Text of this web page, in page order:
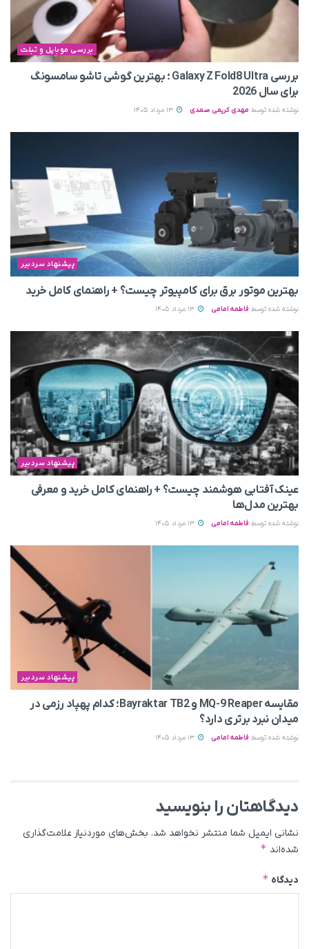
بررسی موبایل و تبلت
بررسی Galaxy Z Fold8 Ultra ؛ بهترین گوشی تاشو سامسونگ
برای سال 2026
نوشته شده توسط مهدی کریمی صمدی 13 مرداد 1405
پیشنهاد سردبیر
بهترین موتور برق برای کامپیوتر چیست؟ + راهنمای کامل خرید
نوشته شده توسط فاطمه امامی 13 مرداد 1405
پیشنهاد سردبیر
عینک آفتابی هوشمند چیست؟ + راهنمای کامل خرید و معرفی
بهترین مدل‌ها
نوشته شده توسط فاطمه امامی 13 مرداد 1405
پیشنهاد سردبیر
مقایسه MQ-9 Reaper و Bayraktar TB2؛ کدام پهپاد رزمی در
میدان نبرد برتری دارد؟
نوشته شده توسط فاطمه امامی 13 مرداد 1405
دیدگاهتان را بنویسید
نشانی ایمیل شما منتشر نخواهد شد. بخش‌های موردنیاز علامت‌گذاری
شده‌اند *
دیدگاه*